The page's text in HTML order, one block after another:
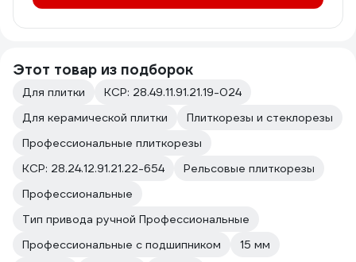
Этот товар из подборок
Для плитки
КСР: 28.49.11.91.21.19-024
Для керамической плитки
Плиткорезы и стеклорезы
Профессиональные плиткорезы
КСР: 28.24.12.91.21.22-654
Рельсовые плиткорезы
Профессиональные
Тип привода ручной Профессиональные
Профессиональные с подшипником
15 мм